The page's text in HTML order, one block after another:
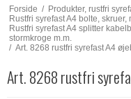
Forside / Produkter, rustfri
Rustfri syrefast A4 bolte, skruer,
Rustfri syrefast A4 splitter
stormkroge m.m.
/ Art. 8268 rustfri syrefast A4
Art. 8268 rustfri